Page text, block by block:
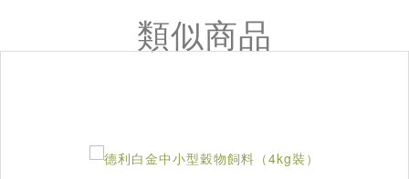
類似商品